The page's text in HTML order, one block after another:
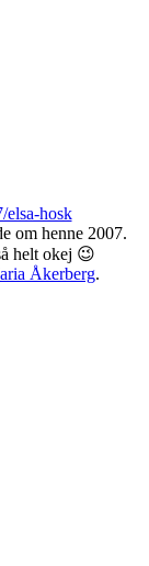
elsa-hosk
om henne 2007.
helt okej 😉
Åkerberg.